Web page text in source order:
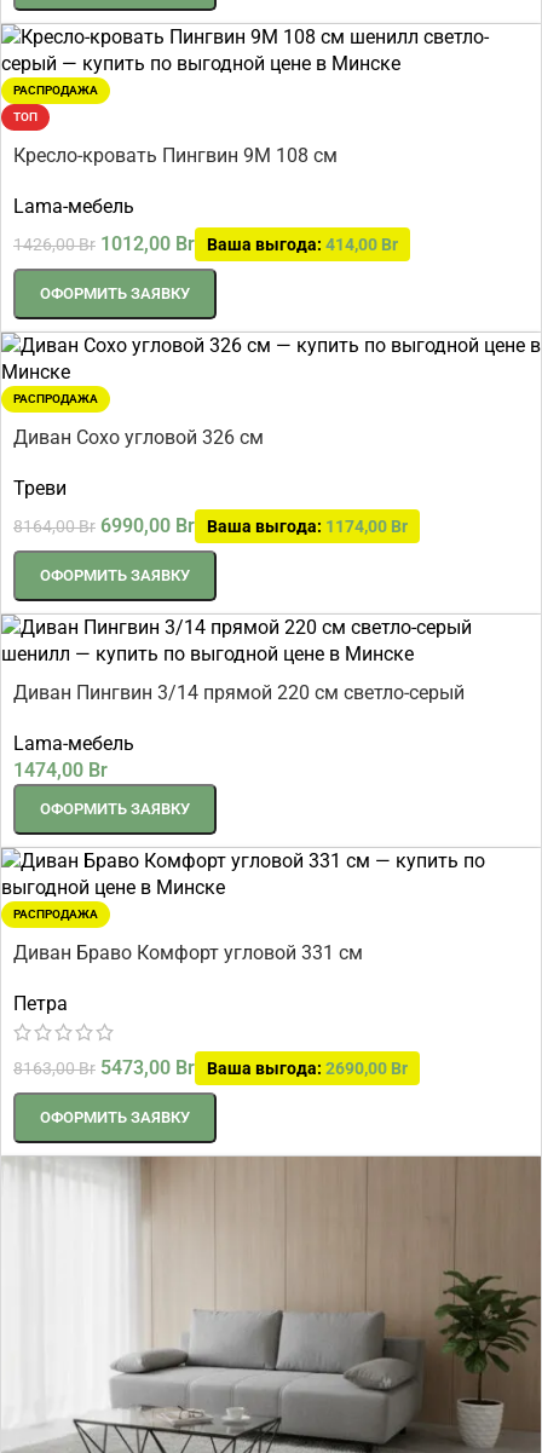
РАСПРОДАЖА
ТОП
Кресло-кровать Пингвин 9М 108 см
Lama-мебель
1426,00Br 1012,00 Br Ваша выгода: 414,00 Br
ОФОРМИТЬ ЗАЯВКУ
РАСПРОДАЖА
Диван Сохо угловой 326 см
Треви
8164,00Br 6990,00 Br Ваша выгода: 1174,00 Br
ОФОРМИТЬ ЗАЯВКУ
Диван Пингвин 3/14 прямой 220 см светло-серый
Lama-мебель
1474,00 Br
ОФОРМИТЬ ЗАЯВКУ
РАСПРОДАЖА
Диван Браво Комфорт угловой 331 см
Петра
8163,00Br 5473,00 Br Ваша выгода: 2690,00 Br
ОФОРМИТЬ ЗАЯВКУ